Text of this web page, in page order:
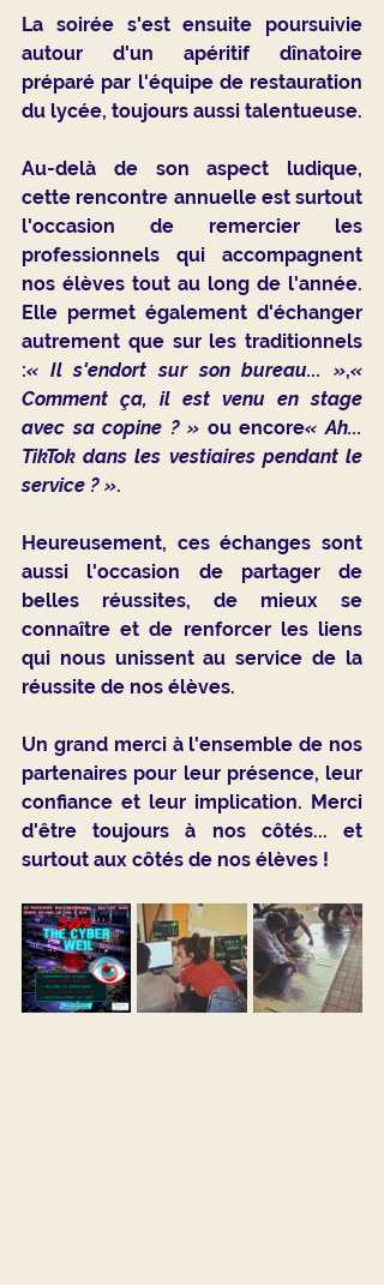
La soirée s'est ensuite poursuivie
autour d'un apéritif dînatoire
préparé par l'équipe de restauration
du lycée, toujours aussi talentueuse.
Au-delà de son aspect ludique,
cette rencontre annuelle est surtout
l'occasion de remercier les
professionnels qui accompagnent
nos élèves tout au long de l'année.
Elle permet également d'échanger
autrement que sur les traditionnels
:« Il s'endort sur son bureau... »,«
Comment ça, il est venu en stage
avec sa copine ? » ou encore« Ah...
TikTok dans les vestiaires pendant le
service ? ».
Heureusement, ces échanges sont
aussi l'occasion de partager de
belles réussites, de mieux se
connaître et de renforcer les liens
qui nous unissent au service de la
réussite de nos élèves.
Un grand merci à l'ensemble de nos
partenaires pour leur présence, leur
confiance et leur implication. Merci
d'être toujours à nos côtés... et
surtout aux côtés de nos élèves !